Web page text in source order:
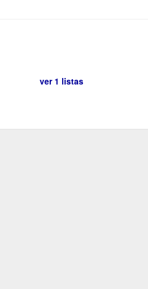
ver 1 listas